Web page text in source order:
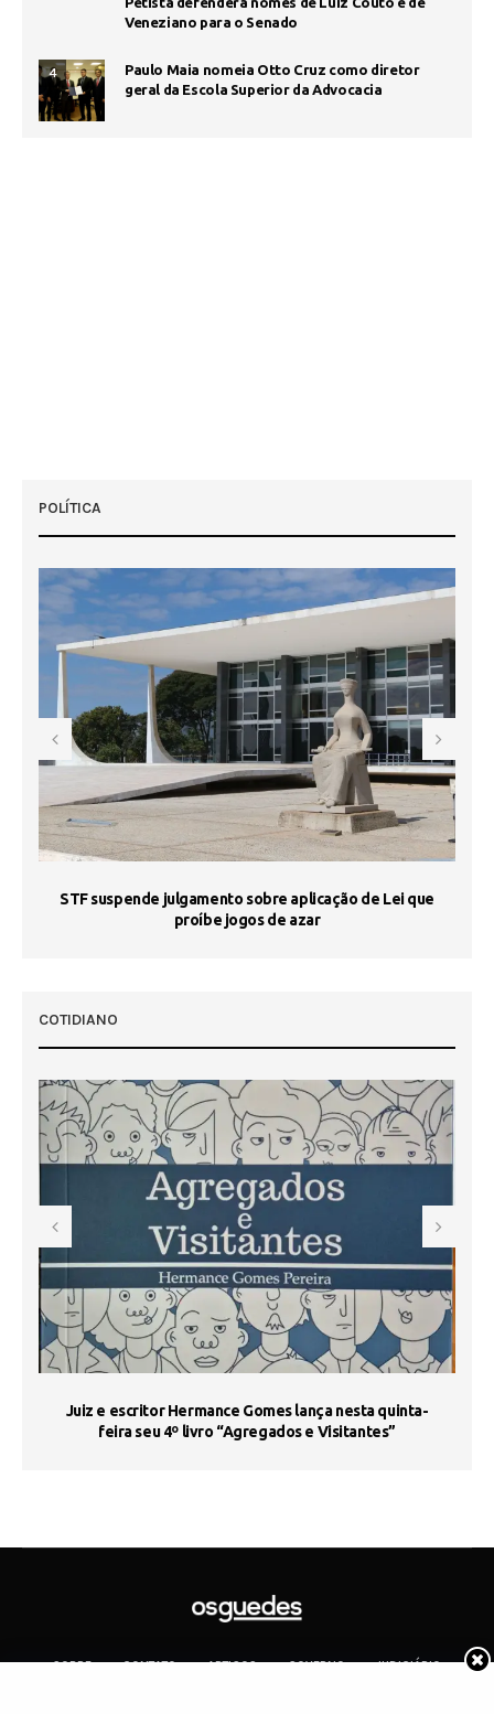
Veneziano para o Senado
4
Paulo Maia nomeia Otto Cruz como diretor
geral da Escola Superior da Advocacia
POLÍTICA
STF suspende julgamento sobre aplicação de Lei que
proíbe jogos de azar
COTIDIANO
Juiz e escritor Hermance Gomes lança nesta quinta-
feira seu 4º livro “Agregados e Visitantes”
SOBRE CONTATO ARTIGOS GOVERNO
JUDICIÁRIO